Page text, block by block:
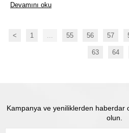
Devamını oku
< 1 55 56 57
63 64
Kampanya ve yeniliklerden haberdar
olun.